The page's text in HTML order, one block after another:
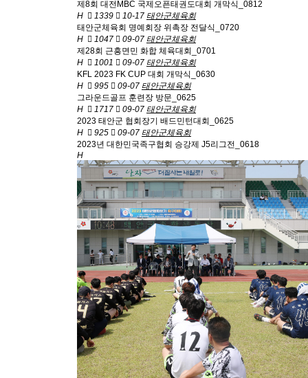
제8회 대전MBC 국제오픈태권도대회 개막식_0812
H
1339 10-17 태안군체육회
태안군체육회 명예회장 위촉장 전달식_0720
H
1047 09-07 태안군체육회
제28회 근흥면민 화합 체육대회_0701
H
1001 09-07 태안군체육회
KFL 2023 FK CUP 대회 개막식_0630
H
995 09-07 태안군체육회
그라운드골프 훈련장 방문_0625
H
1717 09-07 태안군체육회
2023 태안군 협회장기 배드민턴대회_0625
H
925 09-07 태안군체육회
2023년 대한민국족구협회 승강제 J5리그전_0618
H